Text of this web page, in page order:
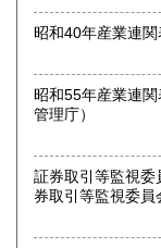
定休日：祝祭日
約】
書籍の買取につい
メール・FAX、ま
取り扱い分野
哲学宗教、歴史、
昭和55年産業連関
管理庁）
証券取引等監視委
券取引等監視委員